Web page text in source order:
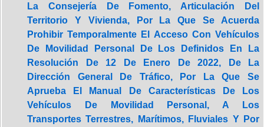
La Consejería De Fomento, Articulación Del
Territorio Y Vivienda, Por La Que Se Acuerda
Prohibir Temporalmente El Acceso Con Vehículos
De Movilidad Personal De Los Definidos En La
Resolución De 12 De Enero De 2022, De La
Dirección General De Tráfico, Por La Que Se
Aprueba El Manual De Características De Los
Vehículos De Movilidad Personal, A Los
Transportes Terrestres, Marítimos, Fluviales Y Por